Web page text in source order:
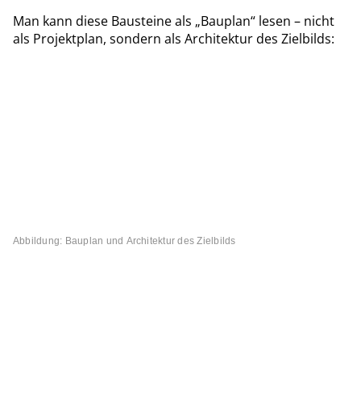
Man kann diese Bausteine als „Bauplan“ lesen – nicht
als Projektplan, sondern als Architektur des Zielbilds:
Abbildung: Bauplan und Architektur des Zielbilds